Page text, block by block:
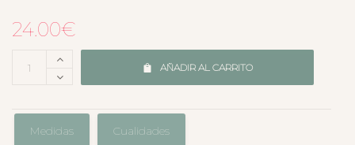
24.00€
AÑADIR AL CARRITO
Medidas Cualidades